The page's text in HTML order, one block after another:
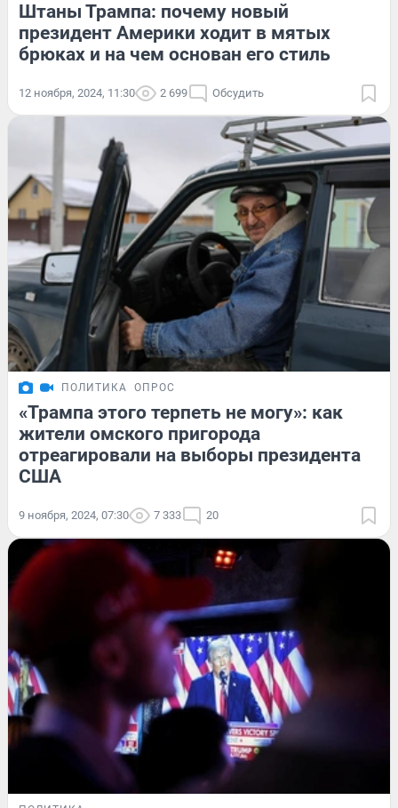
Штаны Трампа: почему новый
президент Америки ходит в мятых
брюках и на чем основан его стиль
12 ноября, 2024, 11:30 2 699 Обсудить
ПОЛИТИКА ОПРОС
«Трампа этого терпеть не могу»: как
жители омского пригорода
отреагировали на выборы президента
США
9 ноября, 2024, 07:30 7 333 20